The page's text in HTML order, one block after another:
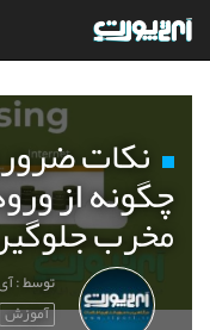
نکات
چگونه از
مخرب
توسط :
آموزش